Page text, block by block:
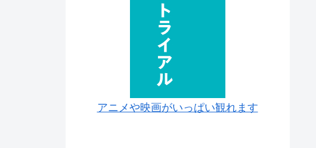
アニメや映画がいっぱい観れます